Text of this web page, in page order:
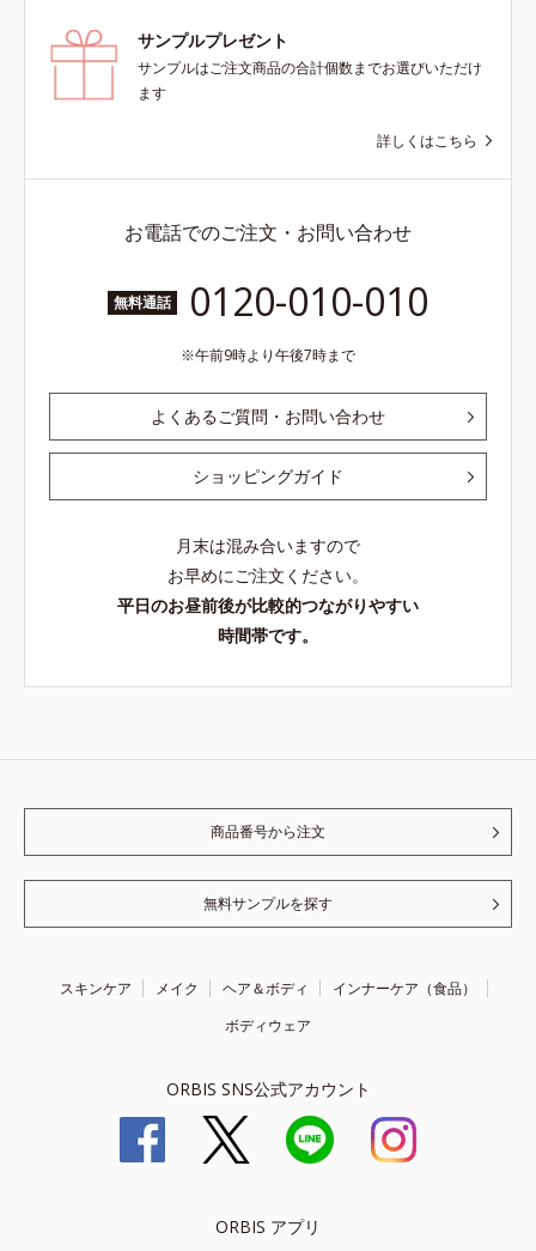
サンプルプレゼント
サンプルはご注文商品の合計個数までお選びいただけ
ます
詳しくはこちら
お電話でのご注文・お問い合わせ
無料通話 0120-010-010
午前9時より午後7時まで
よくあるご質問・お問い合わせ
ショッピングガイド
月末は混み合いますので
お早めにご注文ください。
平日のお昼前後が比較的つながりやすい
時間帯です。
商品番号から注文
無料サンプルを探す
スキンケア メイク ヘア＆ボディ
インナーケア（食品）
ボディウェア
ORBIS SNS公式アカウント
ORBIS アプリ